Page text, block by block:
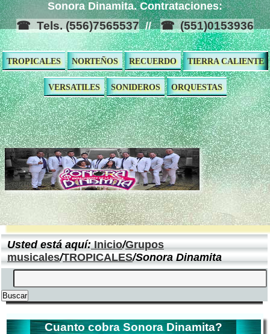
Sonora Dinamita. Contrataciones:
Tels. (556)7565537 // (551)0153936
TROPICALES NORTEÑOS RECUERDO TIERRA CALIENTE
VERSATILES SONIDEROS ORQUESTAS
Usted está aquí:Inicio/Grupos
musicales/TROPICALES/Sonora Dinamita
Cuanto cobra Sonora Dinamita?